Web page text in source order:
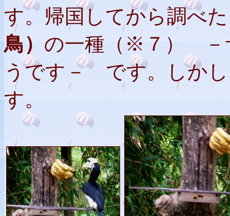
す。帰国してから調べ
鳥）の一種（※７） －
うです－ です。しか
す。